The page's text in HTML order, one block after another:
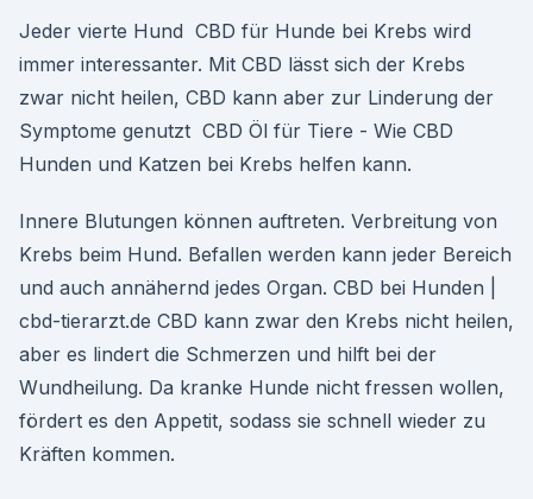
Jeder vierte Hund CBD für Hunde bei Krebs wird
immer interessanter. Mit CBD lässt sich der Krebs
zwar nicht heilen, CBD kann aber zur Linderung der
Symptome genutzt CBD Öl für Tiere - Wie CBD
Hunden und Katzen bei Krebs helfen kann.
Innere Blutungen können auftreten. Verbreitung von
Krebs beim Hund. Befallen werden kann jeder Bereich
und auch annähernd jedes Organ. CBD bei Hunden |
cbd-tierarzt.de CBD kann zwar den Krebs nicht heilen,
aber es lindert die Schmerzen und hilft bei der
Wundheilung. Da kranke Hunde nicht fressen wollen,
fördert es den Appetit, sodass sie schnell wieder zu
Kräften kommen.